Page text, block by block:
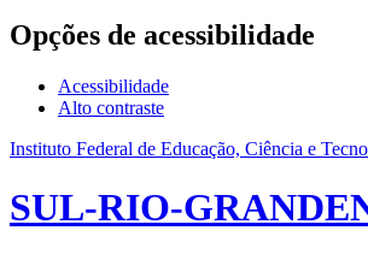
Opções de acessibilidade
Acessibilidade
Alto contraste
Instituto Federal de Educação, Ciência e
SUL-RIO-